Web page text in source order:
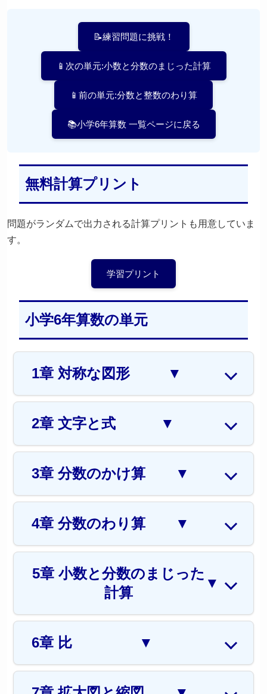
📝練習問題に挑戦！
📱次の単元:小数と分数のまじった計算
📱前の単元:分数と整数のわり算
📚小学6年算数 一覧ページに戻る
無料計算プリント
問題がランダムで出力される計算プリントも用意していま
す。
学習プリント
小学6年算数の単元
1章 対称な図形 ▼
2章 文字と式 ▼
3章 分数のかけ算 ▼
4章 分数のわり算 ▼
5章 小数と分数のまじった
計算
▼
6章 比 ▼